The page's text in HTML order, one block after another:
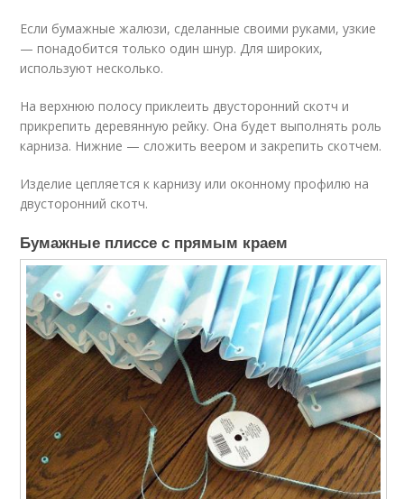
Если бумажные жалюзи, сделанные своими руками, узкие
— понадобится только один шнур. Для широких,
используют несколько.
На верхнюю полосу приклеить двусторонний скотч и
прикрепить деревянную рейку. Она будет выполнять роль
карниза. Нижние — сложить веером и закрепить скотчем.
Изделие цепляется к карнизу или оконному профилю на
двусторонний скотч.
Бумажные плиссе с прямым краем